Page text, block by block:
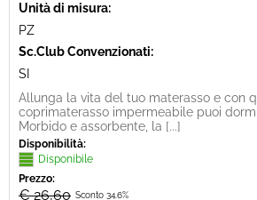
Unità di misura:
PZ
Sc.Club Convenzionati:
SI
Allunga la vita del tuo materasso e con
coprimaterasso impermeabile puoi
Morbido e assorbente, la [...]
Disponibilità:
Disponibile
Prezzo:
€ 26,60 Sconto 34.6%